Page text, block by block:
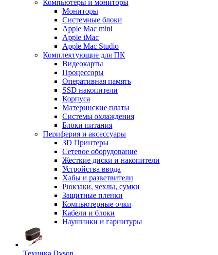
Компьютеры и мониторы
Мониторы
Системные блоки
Apple Mac mini
Apple iMac
Apple Mac Studio
Комплектующие для ПК
Видеокарты
Процессоры
Оперативная память
SSD накопители
Корпуса
Материнские платы
Системы охлаждения
Блоки питания
Периферия и аксессуары
3D Принтеры
Сетевое оборудование
Жесткие диски и накопители
Устройства ввода
Хабы и разветвители
Рюкзаки, чехлы, сумки
Защитные пленки
Компьютерные очки
Кабели и блоки
Наушники и гарнитуры
Техника Dyson